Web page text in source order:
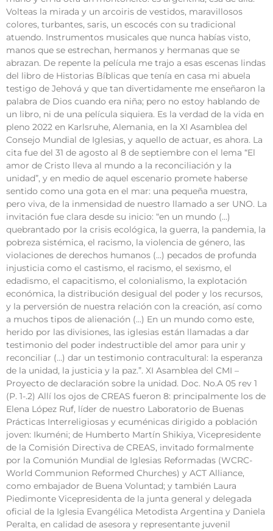
Volteas la mirada y un arcoiris de vestidos, maravillosos
colores, turbantes, saris, un escocés con su tradicional
atuendo. Instrumentos musicales que nunca habías visto,
manos que se estrechan, hermanos y hermanas que se
abrazan. De repente la película me trajo a esas escenas lindas
del libro de Historias Bíblicas que tenía en casa mi abuela
testigo de Jehová y que tan divertidamente me enseñaron la
palabra de Dios cuando era niña; pero no estoy hablando de
un libro, ni de una película siquiera. Es la verdad de la vida en
pleno 2022 en Karlsruhe, Alemania, en la XI Asamblea del
Consejo Mundial de Iglesias, y aquello de actuar, es ahora. La
cita fue del 31 de agosto al 8 de septiembre con el lema “El
amor de Cristo lleva al mundo a la reconciliación y la
unidad”, y en medio de aquel escenario promete haberse
sentido como una gota en el mar: una pequeña muestra,
pero viva, de la inmensidad de nuestro llamado a ser UNO. La
invitación fue clara desde su inicio: “en un mundo (…)
quebrantado por la crisis ecológica, la guerra, la pandemia, la
pobreza sistémica, el racismo, la violencia de género, las
violaciones de derechos humanos (…) pecados de profunda
injusticia como el castismo, el racismo, el sexismo, el
edadismo, el capacitismo, el colonialismo, la explotación
económica, la distribución desigual del poder y los recursos,
y la perversión de nuestra relación con la creación, así como
a muchos tipos de alienación (…) En un mundo como este,
herido por las divisiones, las iglesias están llamadas a dar
testimonio del poder indestructible del amor para unir y
reconciliar (…) dar un testimonio contracultural: la esperanza
de la unidad, la justicia y la paz.”. XI Asamblea del CMI –
Proyecto de declaración sobre la unidad. Doc. No.A 05 rev 1
(P. 1-.2) Allí los ojos de CREAS fueron 8: principalmente los de
Elena López Ruf, líder de nuestro Laboratorio de Buenas
Prácticas Interreligiosas y ecuménicas dirigido a población
joven: Ikuméni; de Humberto Martín Shikiya, Vicepresidente
de la Comisión Directiva de CREAS, invitado formalmente
por la Comunión Mundial de Iglesias Reformadas (WCRC-
World Communion Reformed Churches) y ACT Alliance,
como embajador de Buena Voluntad; y también Laura
Piedimonte Vicepresidenta de la junta general y delegada
oficial de la Iglesia Evangélica Metodista Argentina y Daniela
Peralta, en calidad de asesora y representante juvenil